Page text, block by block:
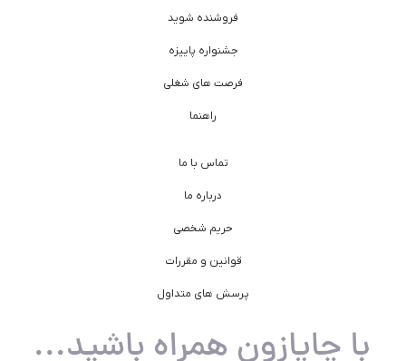
فروشنده شوید
جشنواره پاییزه
فرصت های شغلی
راهنما
تماس با ما
درباره ما
حریم شخصی
قوانین و مقررات
پرسش های متداول